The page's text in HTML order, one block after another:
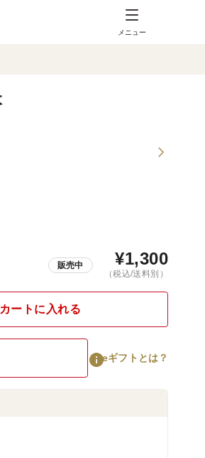
メニュー
販売中 ¥1,300
（税込/送料別）
カートに入れる
eギフトとは？